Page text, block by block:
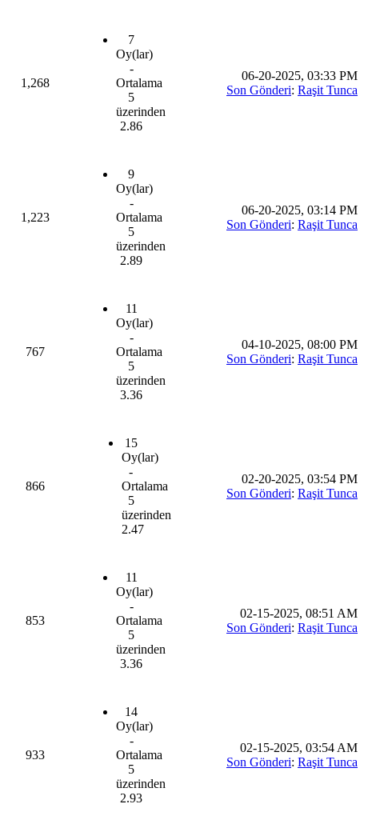
1,268
7
Oy(lar)
-
Ortalama
5
üzerinden
2.86
06-20-2025, 03:33 PM
Son Gönderi: Raşit Tunca
1,223
9
Oy(lar)
-
Ortalama
5
üzerinden
2.89
06-20-2025, 03:14 PM
Son Gönderi: Raşit Tunca
767
11
Oy(lar)
-
Ortalama
5
üzerinden
3.36
04-10-2025, 08:00 PM
Son Gönderi: Raşit Tunca
866
15
Oy(lar)
-
Ortalama
5
üzerinden
2.47
02-20-2025, 03:54 PM
Son Gönderi: Raşit Tunca
853
11
Oy(lar)
-
Ortalama
5
üzerinden
3.36
02-15-2025, 08:51 AM
Son Gönderi: Raşit Tunca
933
14
Oy(lar)
-
Ortalama
5
üzerinden
2.93
02-15-2025, 03:54 AM
Son Gönderi: Raşit Tunca